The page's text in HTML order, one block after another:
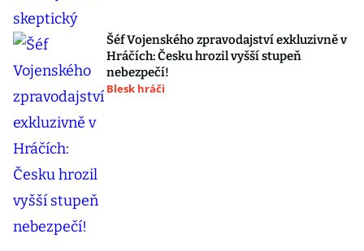
Šéf Vojenského zpravodajství exkluzivně v
Hráčích: Česku hrozil vyšší stupeň
nebezpečí!
Blesk hráči